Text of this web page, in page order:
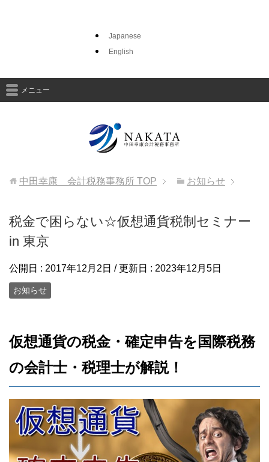
Japanese
English
メニュー
中田幸康 会計税務事務所 TOP お知らせ
税金で困らない☆仮想通貨税制セミナー
in 東京
公開日 : 2017年12月2日 / 更新日 : 2023年12月5日
お知らせ
仮想通貨の税金・確定申告を国際税務
の会計士・税理士が解説！